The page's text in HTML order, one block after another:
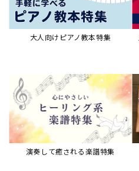
大人向けピアノ教本特集
演奏して癒される楽譜特集